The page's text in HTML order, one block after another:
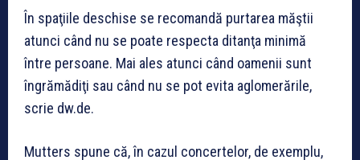
În spaţiile deschise se recomandă purtarea măştii
atunci când nu se poate respecta ditanţa minimă
între persoane. Mai ales atunci când oamenii sunt
îngrămădiţi sau când nu se pot evita aglomerările,
scrie dw.de.
Mutters spune că, în cazul concertelor, de exemplu,